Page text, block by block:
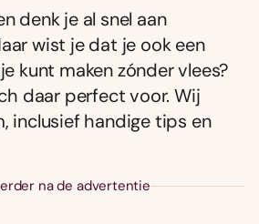
denk je al snel aan
wist je dat je ook een
kunt maken zónder vlees?
daar perfect voor. Wij
inclusief handige tips en
na de advertentie